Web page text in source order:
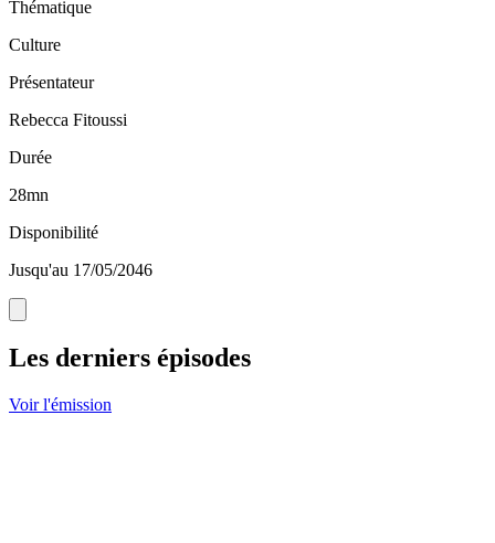
Thématique
Culture
Présentateur
Rebecca Fitoussi
Durée
28mn
Disponibilité
Jusqu'au 17/05/2046
Les derniers épisodes
Voir l'émission